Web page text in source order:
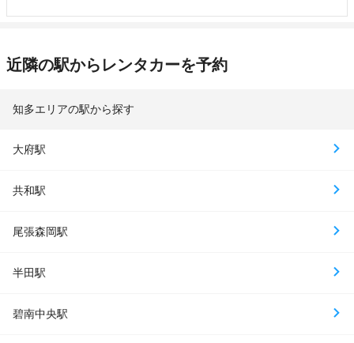
近隣の駅からレンタカーを予約
知多エリアの駅から探す
大府駅
共和駅
尾張森岡駅
半田駅
碧南中央駅